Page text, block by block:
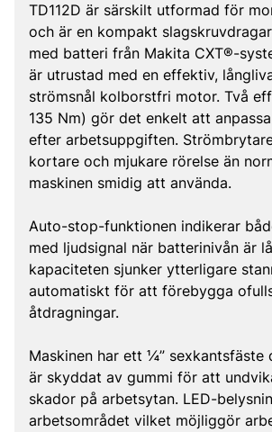
TD112D är särskilt utformad för
och är en kompakt
med batteri från Makita CXT®-
är utrustad med en effektiv,
strömsnål kolborstfri motor. Två
135 Nm) gör det enkelt att
efter arbetsuppgiften.
kortare och mjukare rörelse än
maskinen smidig att använda.
Auto-stop-funktionen indikerar
med ljudsignal när batterinivån är
kapaciteten sjunker ytterligare
automatiskt för att förebygga
åtdragningar.
Maskinen har ett ¼” sexkantsfäste
är skyddat av gummi för att
skador på arbetsytan. LED-
arbetsområdet vilket möjliggör